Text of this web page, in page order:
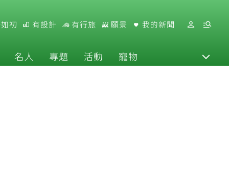
初 有設計 有行旅 願景 我的新聞
名人 專題 活動 寵物